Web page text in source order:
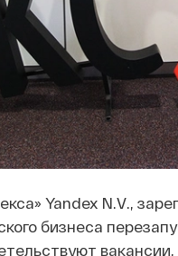
Yandex N.V.,
бизнеса